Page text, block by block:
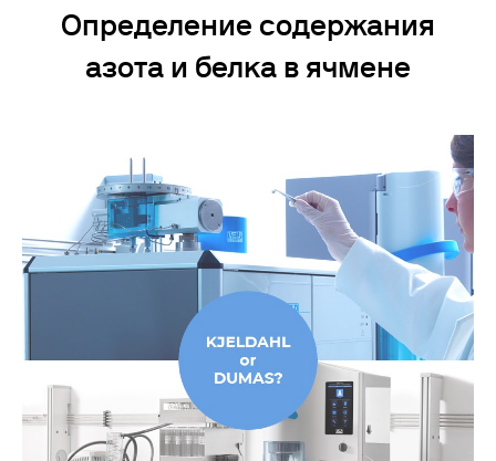
Определение содержания
азота и белка в ячмене